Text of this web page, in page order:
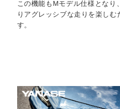
この機能もMモデル仕様となり
りアグレッシブな走りを楽しむ
す。